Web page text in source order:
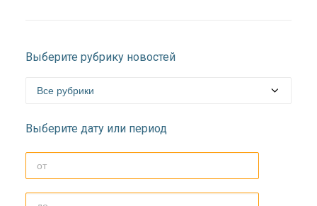
НОВОСТИ
БЛАГОЧИНИЯ
БЛАГОЧИНИЕ
СЕРГИЕВО-ПОСАДСКОЙ
ЕПАРХИИ
Выберите рубрику новостей
Выберите дату или период